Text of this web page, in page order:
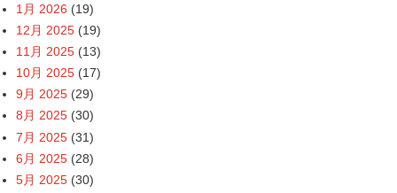
1月 2026 (19)
12月 2025 (19)
11月 2025 (13)
10月 2025 (17)
9月 2025 (29)
8月 2025 (30)
7月 2025 (31)
6月 2025 (28)
5月 2025 (30)